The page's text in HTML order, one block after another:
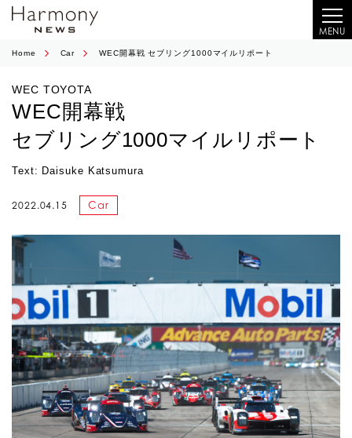
MENU
Home Car WEC開幕戦 セブリング1000マイルリポート
WEC TOYOTA
WEC開幕戦
セブリング1000マイルリポート
Text: Daisuke Katsumura
2022.04.15 Car